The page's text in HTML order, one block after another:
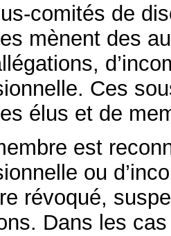
comités de
mènent des
Ces
élus et de
est
ou
révoqué,
Dans les